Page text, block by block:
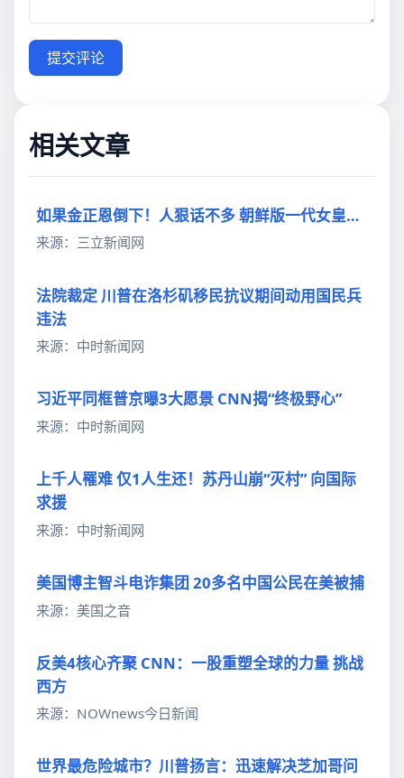
提交评论
相关文章
如果金正恩倒下！人狠话不多 朝鲜版一代女皇…
来源：三立新闻网
法院裁定 川普在洛杉矶移民抗议期间动用国民兵
违法
来源：中时新闻网
习近平同框普京曝3大愿景 CNN揭“终极野心”
来源：中时新闻网
上千人罹难 仅1人生还！苏丹山崩“灭村” 向国际
求援
来源：中时新闻网
美国博主智斗电诈集团 20多名中国公民在美被捕
来源：美国之音
反美4核心齐聚 CNN：一股重塑全球的力量 挑战
西方
来源：NOWnews今日新闻
世界最危险城市？川普扬言：迅速解决芝加哥问